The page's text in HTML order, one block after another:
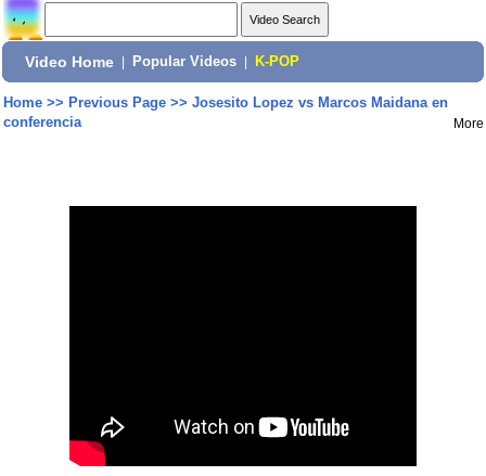
Video Home Popular Videos K-POP
Home>> Previous Page>> Josesito Lopez vs Marcos Maidana en
conferencia
More